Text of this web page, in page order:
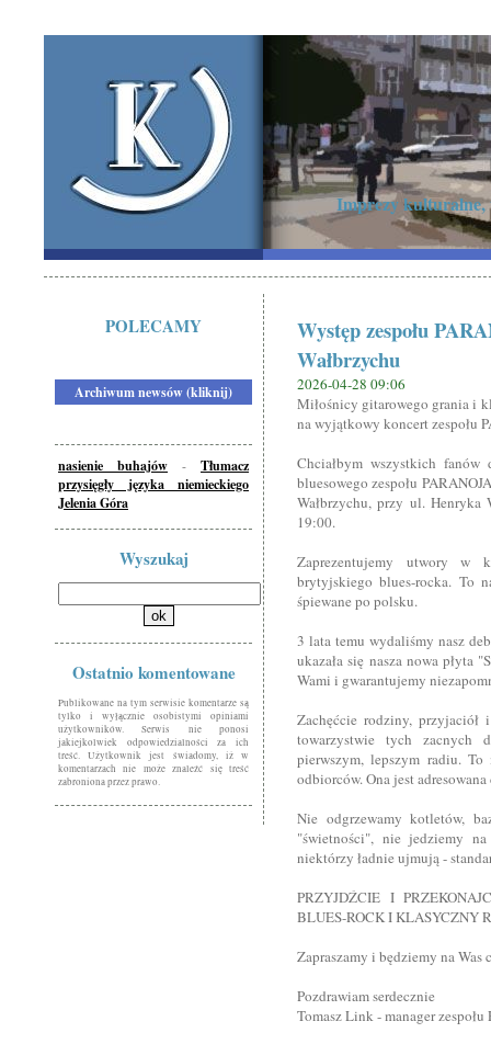
Imprezy kulturalne,
POLECAMY
Archiwum newsów (kliknij)
nasienie buhajów - Tłumacz
przysięgły języka niemieckiego
Jelenia Góra
Wyszukaj
Ostatnio komentowane
Publikowane na tym serwisie komentarze są
tylko i wyłącznie osobistymi opiniami
użytkowników. Serwis nie ponosi
jakiejkolwiek odpowiedzialności za ich
treść. Użytkownik jest świadomy, iż w
komentarzach nie może znaleźć się treść
zabroniona przez prawo.
Występ zespołu
Wałbrzychu
2026-04-28 09:06
Miłośnicy gitarowego grania i
na wyjątkowy koncert zespołu
Chciałbym wszystkich
bluesowego zespołu
Wałbrzychu, przy ul.
19:00.
Zaprezentujemy utwory w
brytyjskiego blues-rocka. To
śpiewane po polsku.
3 lata temu wydaliśmy nasz
ukazała się nasza nowa płyta
Wami i gwarantujemy
Zachęćcie rodziny,
towarzystwie tych zacnych
pierwszym, lepszym radiu.
odbiorców. Ona jest adresowana
Nie odgrzewamy kotletów,
"świetności", nie jedziemy
niektórzy ładnie ujmują -
PRZYJDŹCIE I
BLUES-ROCK I KLASYCZNY
Zapraszamy i będziemy na Was
Pozdrawiam serdecznie
Tomasz Link - manager zespołu